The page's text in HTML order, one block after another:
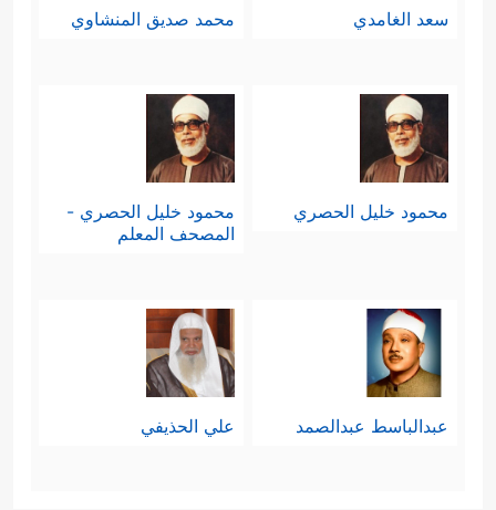
سعد الغامدي محمد صديق المنشاوي
محمود خليل الحصري
محمود خليل الحصري -
المصحف المعلم
عبدالباسط عبدالصمد علي الحذيفي